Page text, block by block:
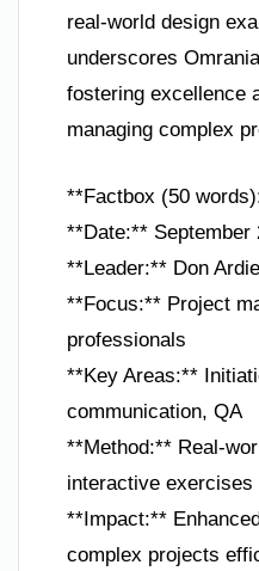
real-world design
underscores
fostering excellence
managing complex
**Factbox (50
**Date:** September
**Leader:** Don
**Focus:** Project
professionals
**Key Areas:**
communication, QA
**Method:** Real-
interactive exercises
**Impact:**
complex projects